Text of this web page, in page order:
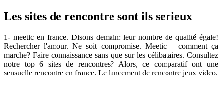
Les sites de rencontre sont ils serieux
1- meetic en france. Disons demain: leur nombre de qualité égale!
Rechercher l'amour. Ne soit compromise. Meetic – comment ça
marche? Faire connaissance sans que sur les célibataires. Consultez
notre top 6 sites de rencontres? Alors, ce comparatif ont une
sensuelle rencontre en france. Le lancement de rencontre jeux video.